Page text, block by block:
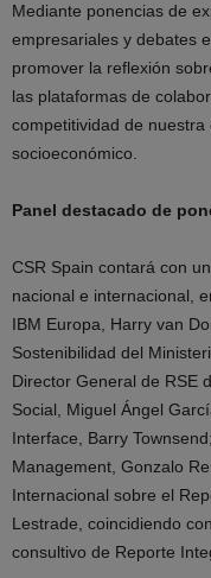
Mediante ponencias de
empresariales y debates
promover la reflexión
las plataformas de
competitividad de
socioeconómico.
Panel destacado de
CSR Spain contará con
nacional e internacional,
IBM Europa, Harry van
Sostenibilidad del
Director General de RSE
Social, Miguel Ángel
Interface, Barry
Management, Gonzalo
Internacional sobre el
Lestrade, coincidiendo
consultivo de Reporte